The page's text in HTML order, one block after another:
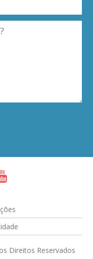
Direitos Reservados